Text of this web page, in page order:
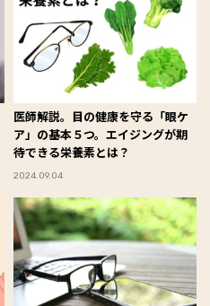
医師解説。目の健康を守る「眼ケ
ア」の基本５つ。エイジングが期
待できる栄養素とは？
2024.09.04